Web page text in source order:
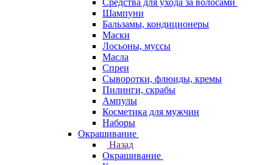
Средства для ухода за волосами
Шампуни
Бальзамы, кондиционеры
Маски
Лосьоны, муссы
Масла
Спреи
Сыворотки, флюиды, кремы
Пилинги, скрабы
Ампулы
Косметика для мужчин
Наборы
Окрашивание
Назад
Окрашивание